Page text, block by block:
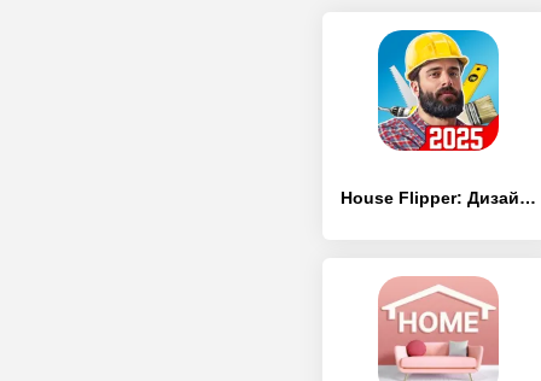
House Flipper: Дизайн дома